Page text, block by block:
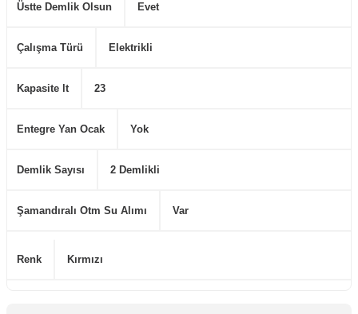
Üstte Demlik Olsun Evet
Çalışma Türü Elektrikli
Kapasite lt 23
Entegre Yan Ocak Yok
Demlik Sayısı 2 Demlikli
Şamandıralı Otm Su Alımı Var
Renk Kırmızı